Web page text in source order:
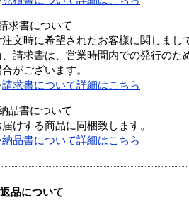
求書について
注文時に希望されたお客様に関しまし
、請求書は、営業時間内での発行のた
がございます。
請求書について詳細はこちら
品書について
届けする商品に同梱致します。
納品書について詳細はこちら
返品について